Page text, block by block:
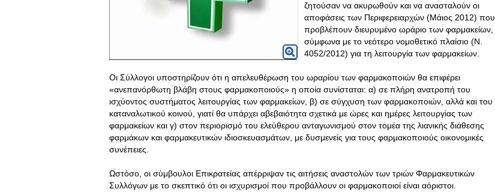
ζητούσαν να ακυρωθούν και να ανασταλούν οι
αποφάσεις των Περιφερειαρχών (Μάιος 2012) που
προβλέπουν διευρυμένο ωράριο των φαρμακείων,
σύμφωνα με το νεότερο νομοθετικό πλαίσιο (Ν.
4052/2012) για τη λειτουργία των φαρμακείων.
Οι Σύλλογοι υποστηρίζουν ότι η απελευθέρωση του ωραρίου των φαρμακοποιών θα επιφέρει
«ανεπανόρθωτη βλάβη στους φαρμακοποιούς» η οποία συνίσταται: α) σε πλήρη ανατροπή του
ισχύοντος συστήματος λειτουργίας των φαρμακείων, β) σε σύγχυση των φαρμακοποιών, αλλά και του
καταναλωτικού κοινού, γιατί θα υπάρχει αβεβαιότητα σχετικά με ώρες και ημέρες λειτουργίας των
φαρμακείων και γ) στον περιορισμό του ελεύθερου ανταγωνισμού στον τομέα της λιανικής διάθεσης
φαρμάκων και φαρμακευτικών ιδιοσκευασμάτων, με δυσμενείς για τους φαρμακοποιούς οικονομικές
συνέπειες.
Ωστόσο, οι σύμβουλοι Επικρατείας απέρριψαν τις αιτήσεις αναστολών των τριών Φαρμακευτικών
Συλλόγων με το σκεπτικό ότι οι ισχυρισμοί που προβάλλουν οι φαρμακοποιοί είναι αόριστοι.